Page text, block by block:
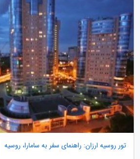
تور روسیه ارزان: راهنمای سفر به سامارا، روسیه